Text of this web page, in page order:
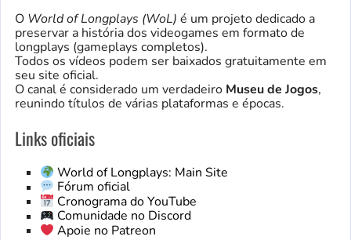
O World of Longplays (WoL) é um projeto dedicado a
preservar a história dos videogames em formato de
longplays (gameplays completos).
Todos os vídeos podem ser baixados gratuitamente em
seu site oficial.
O canal é considerado um verdadeiro Museu de Jogos,
reunindo títulos de várias plataformas e épocas.
Links oficiais
World of Longplays: Main Site
Fórum oficial
Cronograma do YouTube
Comunidade no Discord
Apoie no Patreon